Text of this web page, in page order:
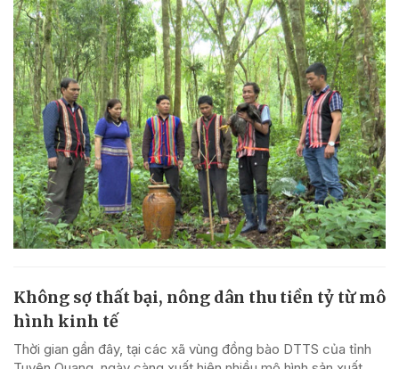
Không sợ thất bại, nông dân thu tiền tỷ từ mô
hình kinh tế
Thời gian gần đây, tại các xã vùng đồng bào DTTS của tỉnh